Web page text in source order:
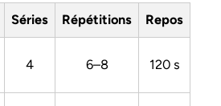
Séries Répétitions Repos
4 6–8 120 s